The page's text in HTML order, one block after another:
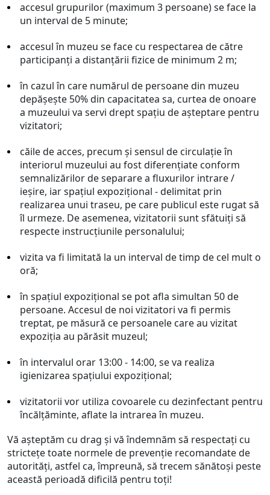
accesul grupurilor (maximum 3 persoane) se face la
un interval de 5 minute;
accesul în muzeu se face cu respectarea de către
participanți a distanțării fizice de minimum 2 m;
în cazul în care numărul de persoane din muzeu
depăşeşte 50% din capacitatea sa, curtea de onoare
a muzeului va servi drept spaţiu de aşteptare pentru
vizitatori;
căile de acces, precum și sensul de circulație în
interiorul muzeului au fost diferențiate conform
semnalizărilor de separare a fluxurilor intrare /
ieșire, iar spațiul expozițional - delimitat prin
realizarea unui traseu, pe care publicul este rugat să
îl urmeze. De asemenea, vizitatorii sunt sfătuiți să
respecte instrucțiunile personalului;
vizita va fi limitată la un interval de timp de cel mult o
oră;
în spațiul expozițional se pot afla simultan 50 de
persoane. Accesul de noi vizitatori va fi permis
treptat, pe măsură ce persoanele care au vizitat
expoziția au părăsit muzeul;
în intervalul orar 13:00 - 14:00, se va realiza
igienizarea spațiului expozițional;
vizitatorii vor utiliza covoarele cu dezinfectant pentru
încălțăminte, aflate la intrarea în muzeu.
Vă aşteptăm cu drag şi vă îndemnăm să respectaţi cu
strictețe toate normele de prevenție recomandate de
autorităţi, astfel ca, împreună, să trecem sănătoși peste
această perioadă dificilă pentru toți!